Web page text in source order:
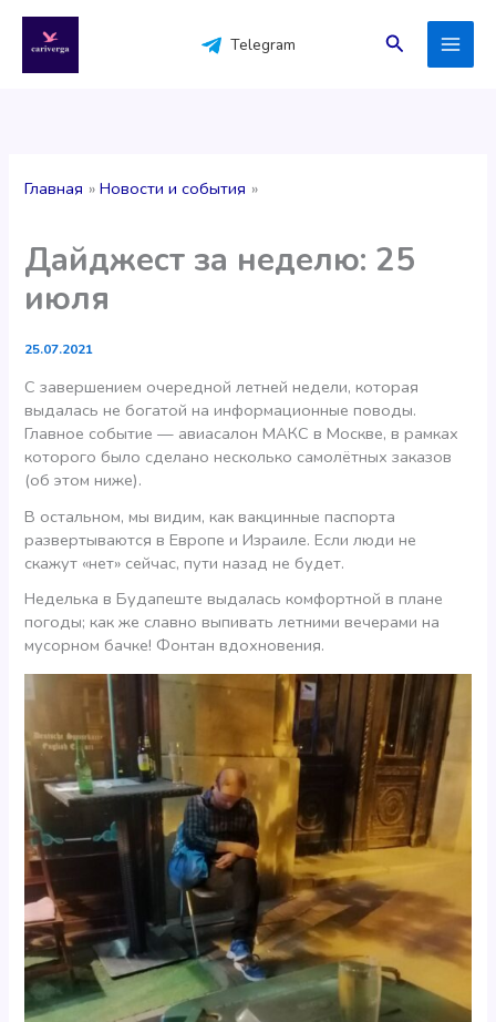
содержимому
Telegram Поиск
Главная Новости и события
Дайджест за неделю: 25
июля
25.07.2021
С завершением очередной летней недели, которая
выдалась не богатой на информационные поводы.
Главное событие — авиасалон МАКС в Москве, в рамках
которого было сделано несколько самолётных заказов
(об этом ниже).
В остальном, мы видим, как вакцинные паспорта
развертываются в Европе и Израиле. Если люди не
скажут «нет» сейчас, пути назад не будет.
Неделька в Будапеште выдалась комфортной в плане
погоды; как же славно выпивать летними вечерами на
мусорном бачке! Фонтан вдохновения.